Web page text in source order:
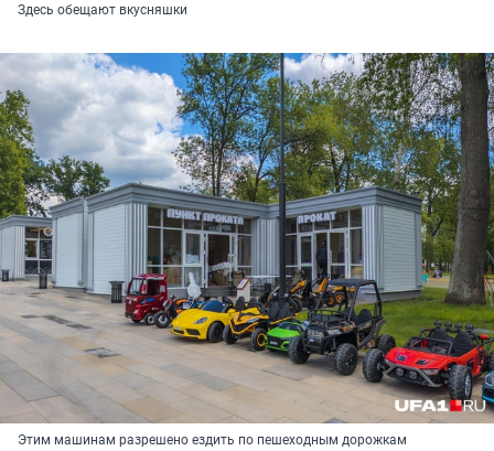
Здесь обещают вкусняшки
Этим машинам разрешено ездить по пешеходным дорожкам